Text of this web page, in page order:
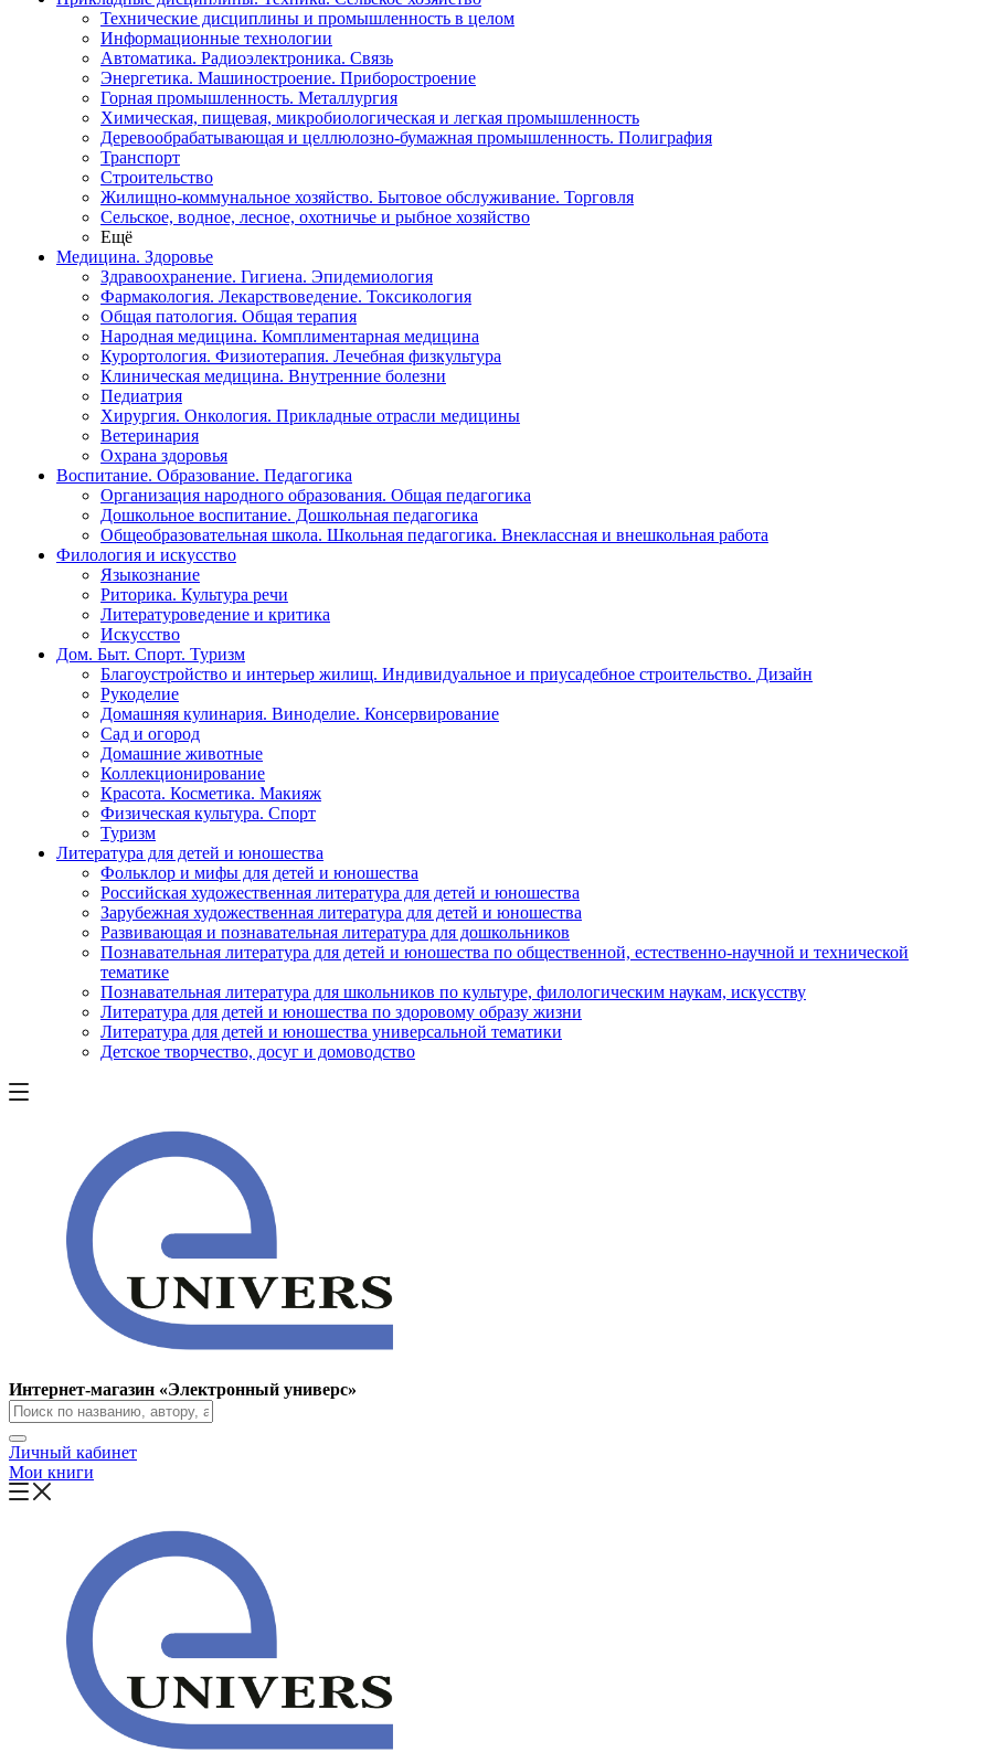
Технические дисциплины и промышленность в целом
Информационные технологии
Автоматика. Радиоэлектроника. Связь
Энергетика. Машиностроение. Приборостроение
Горная промышленность. Металлургия
Химическая, пищевая, микробиологическая и легкая промышленность
Деревообрабатывающая и целлюлозно-бумажная промышленность. Полиграфия
Транспорт
Строительство
Жилищно-коммунальное хозяйство. Бытовое обслуживание. Торговля
Сельское, водное, лесное, охотничье и рыбное хозяйство
Ещё
Медицина. Здоровье
Здравоохранение. Гигиена. Эпидемиология
Фармакология. Лекарствоведение. Токсикология
Общая патология. Общая терапия
Народная медицина. Комплиментарная медицина
Курортология. Физиотерапия. Лечебная физкультура
Клиническая медицина. Внутренние болезни
Педиатрия
Хирургия. Онкология. Прикладные отрасли медицины
Ветеринария
Охрана здоровья
Воспитание. Образование. Педагогика
Организация народного образования. Общая педагогика
Дошкольное воспитание. Дошкольная педагогика
Общеобразовательная школа. Школьная педагогика. Внеклассная и внешкольная работа
Филология и искусство
Языкознание
Риторика. Культура речи
Литературоведение и критика
Искусство
Дом. Быт. Спорт. Туризм
Благоустройство и интерьер жилищ. Индивидуальное и приусадебное строительство. Дизайн
Рукоделие
Домашняя кулинария. Виноделие. Консервирование
Сад и огород
Домашние животные
Коллекционирование
Красота. Косметика. Макияж
Физическая культура. Спорт
Туризм
Литература для детей и юношества
Фольклор и мифы для детей и юношества
Российская художественная литература для детей и юношества
Зарубежная художественная литература для детей и юношества
Развивающая и познавательная литература для дошкольников
Познавательная литература для детей и юношества по общественной, естественно-научной и технической
тематике
Познавательная литература для школьников по культуре, филологическим наукам, искусству
Литература для детей и юношества по здоровому образу жизни
Литература для детей и юношества универсальной тематики
Детское творчество, досуг и домоводство
Интернет-магазин «Электронный универс»
Личный кабинет
Мои книги